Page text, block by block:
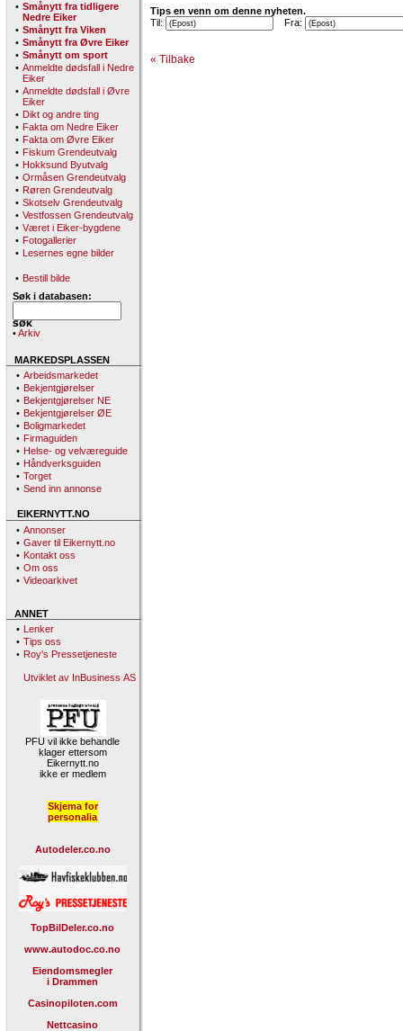
• Smånytt fra tidligere
Nedre Eiker
• Smånytt fra Viken
• Smånytt fra Øvre Eiker
• Smånytt om sport
• Anmeldte dødsfall i Nedre
Eiker
• Anmeldte dødsfall i Øvre
Eiker
• Dikt og andre ting
• Fakta om Nedre Eiker
• Fakta om Øvre Eiker
• Fiskum Grendeutvalg
• Hokksund Byutvalg
• Ormåsen Grendeutvalg
• Røren Grendeutvalg
• Skotselv Grendeutvalg
• Vestfossen Grendeutvalg
• Været i Eiker-bygdene
• Fotogallerier
• Lesernes egne bilder
• Bestill bilde
Søk i databasen:
•Arkiv
MARKEDSPLASSEN
• Arbeidsmarkedet
• Bekjentgjørelser
• Bekjentgjørelser NE
• Bekjentgjørelser ØE
• Boligmarkedet
• Firmaguiden
• Helse- og velværeguide
• Håndverksguiden
• Torget
• Send inn annonse
EIKERNYTT.NO
• Annonser
• Gaver til Eikernytt.no
• Kontakt oss
• Om oss
• Videoarkivet
ANNET
• Lenker
• Tips oss
• Roy's Pressetjeneste
Utviklet av InBusiness AS
PFU vil ikke behandle
klager ettersom
Eikernytt.no
ikke er medlem
Skjema for
personalia
Autodeler.co.no
TopBilDeler.co.no
www.autodoc.co.no
Eiendomsmegler
i Drammen
Casinopiloten.com
Nettcasino
Tips en venn om denne nyheten.
Til:
Fra:
« Tilbake